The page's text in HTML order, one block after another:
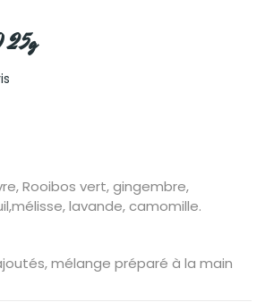
25g
Rooibos vert, gingembre,
lavande, camomille.
mélange préparé à la main